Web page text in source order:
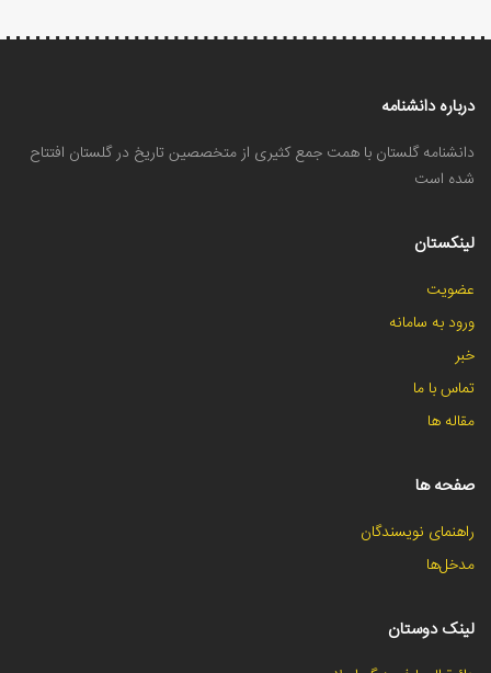
درباره دانشنامه
دانشنامه گلستان با همت جمع کثیری از متخصصین تاریخ در گلستان افتتاح
شده است
لینکستان
عضویت
ورود به سامانه
خبر
تماس با ما
مقاله ها
صفحه ها
راهنمای نویسندگان
مدخل‌ها
لینک دوستان